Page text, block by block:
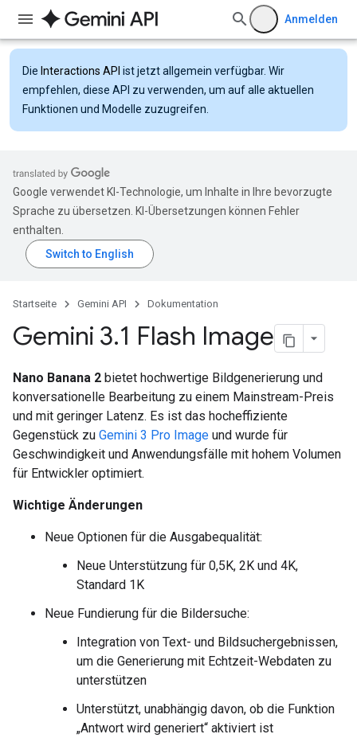
Anmelden
Die Interactions API ist jetzt allgemein verfügbar. Wir
empfehlen, diese API zu verwenden, um auf alle aktuellen
Funktionen und Modelle zuzugreifen.
Google verwendet KI-Technologie, um Inhalte in Ihre bevorzugte
Sprache zu übersetzen. KI-Übersetzungen können Fehler
enthalten.
Startseite Gemini API Dokumentation
Gemini 3.1 Flash Image
Nano Banana 2 bietet hochwertige Bildgenerierung und
konversationelle Bearbeitung zu einem Mainstream-Preis
und mit geringer Latenz. Es ist das hocheffiziente
Gegenstück zu Gemini 3 Pro Image und wurde für
Geschwindigkeit und Anwendungsfälle mit hohem Volumen
für Entwickler optimiert.
Wichtige Änderungen
Neue Optionen für die Ausgabequalität:
Neue Unterstützung für 0,5K, 2K und 4K,
Standard 1K
Neue Fundierung für die Bildersuche:
Integration von Text- und Bildsuchergebnissen,
um die Generierung mit Echtzeit-Webdaten zu
unterstützen
Unterstützt, unabhängig davon, ob die Funktion
„Antwort wird generiert“ aktiviert ist